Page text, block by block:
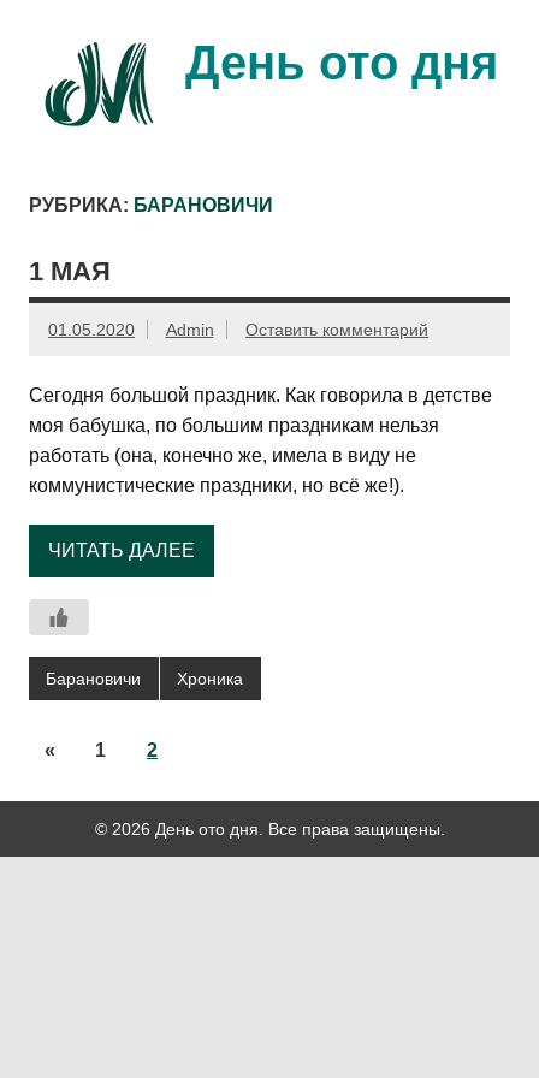
содержимому
День ото дня
РУБРИКА: БАРАНОВИЧИ
1 МАЯ
01.05.2020 Admin Оставить комментарий
Сегодня большой праздник. Как говорила в детстве
моя бабушка, по большим праздникам нельзя
работать (она, конечно же, имела в виду не
коммунистические праздники, но всё же!).
ЧИТАТЬ ДАЛЕЕ
Барановичи Хроника
« 1 2
© 2026 День ото дня. Все права защищены.